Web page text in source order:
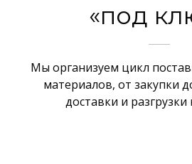
«под
Мы организуем цикл
материалов, от закупки
доставки и разгрузки